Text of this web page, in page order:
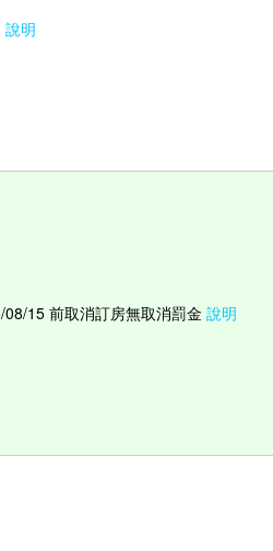
說明
08/15 前取消訂房無取消罰金 說明